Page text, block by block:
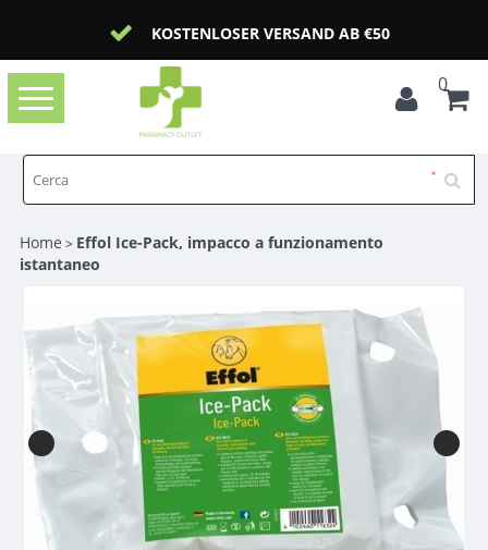
KOSTENLOSER VERSAND AB €50
Toggle
navigation
0
Home > Effol Ice-Pack, impacco a funzionamento
istantaneo